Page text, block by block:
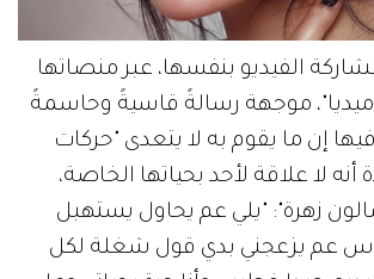
الفيديو بنفسها، عبر منصاتها
موجهة رسالةً قاسيةً وحاسمةً
إن ما يقوم به لا يتعدى "حركات
لا علاقة لأحد بحياتها الخاصة،
زهرة": "يلي عم يحاول يستهبل
عم يزعجني بدي قول شغلة لكل